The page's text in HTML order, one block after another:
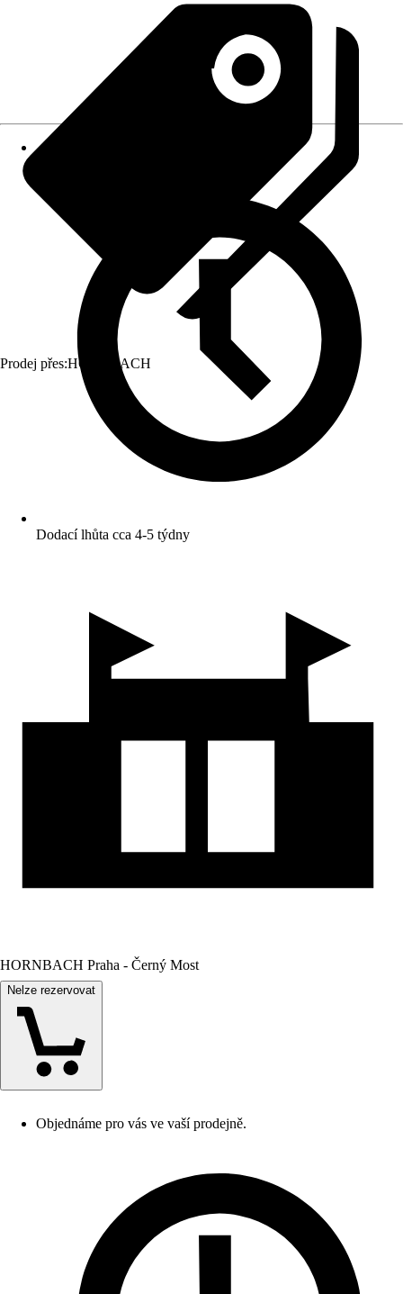
Prodej přes:HORNBACH
Dodací lhůta cca 4-5 týdny
HORNBACH Praha - Černý Most
Nelze rezervovat
Objednáme pro vás ve vaší prodejně.